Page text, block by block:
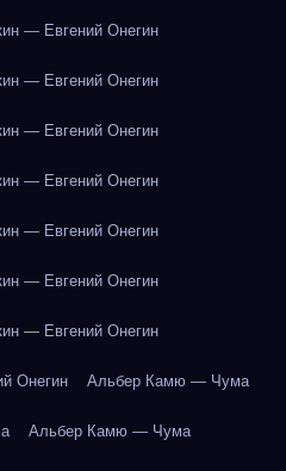
— Евгений Онегин
— Евгений Онегин
— Евгений Онегин
— Евгений Онегин
— Евгений Онегин
— Евгений Онегин
— Евгений Онегин
Онегин Альбер Камю — Чума
Альбер Камю — Чума